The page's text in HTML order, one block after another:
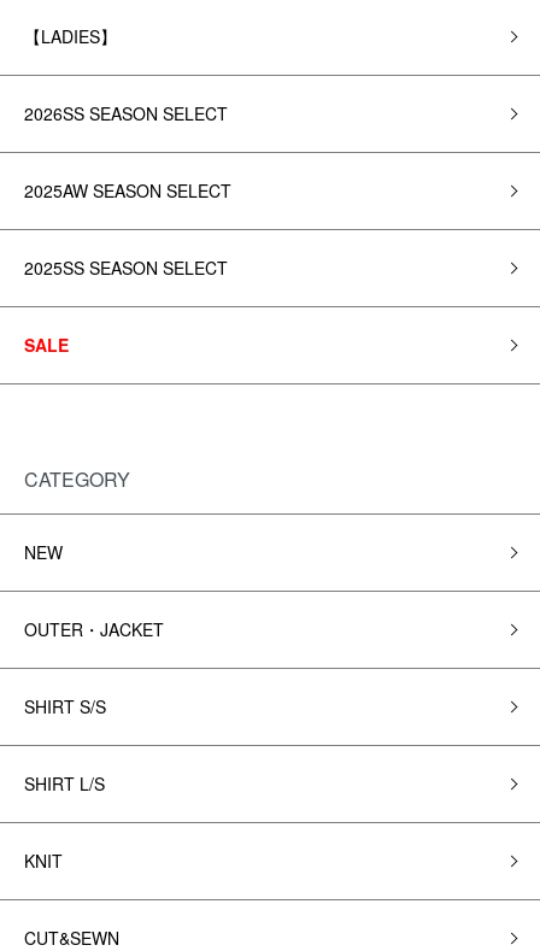
【LADIES】
2026SS SEASON SELECT
2025AW SEASON SELECT
2025SS SEASON SELECT
SALE
CATEGORY
NEW
OUTER・JACKET
SHIRT S/S
SHIRT L/S
KNIT
CUT&SEWN